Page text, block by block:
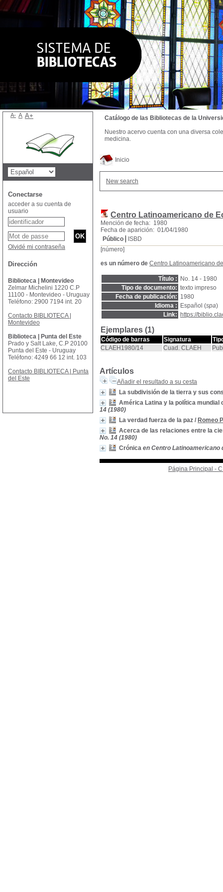
Inicio
New search
Centro Latinoamericano de
Mención de fecha: 1980
Fecha de aparición: 01/04/1980
Público
ISBD
[número]
es un número de Centro Latinoamericano
Título :
No. 14 - 1980
Tipo de documento: texto impreso
Fecha de publicación: 1980
Idioma :
Español (spa)
Link:
https://
Ejemplares (1)
Código de barras Signatura
CLAEH1980/14
Cuad. CLAEH
Artículos
Añadir el resultado a su cesta
La subdivisión de la tierra y sus
América Latina y la política mundial
14 (1980)
La verdad fuerza de la paz / Romeo
Acerca de las relaciones entre la
No. 14 (1980)
Crónica en Centro Latinoamericano
Página Principal -
Catálogo de las Bibliotecas de la
Nuestro acervo cuenta con una diversa
medicina.
A- A A+
Conectarse
acceder a su cuenta de
usuario
Olvidé mi contraseña
Dirección
Biblioteca | Montevideo
Zelmar Michelini 1220 C.P
11100 - Montevideo - Uruguay
Teléfono: 2900 7194 int. 20
Contacto BIBLIOTECA |
Montevideo
Biblioteca | Punta del Este
Prado y Salt Lake, C.P 20100
Punta del Este - Uruguay
Teléfono: 4249 66 12 int. 103
Contacto BIBLIOTECA | Punta
del Este